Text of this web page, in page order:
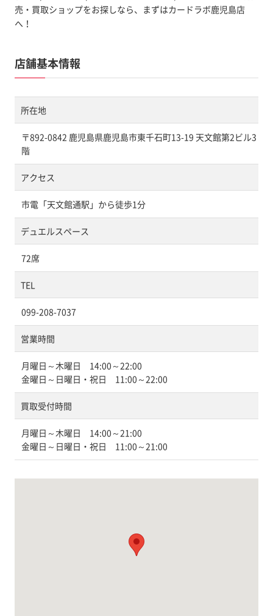
売・買取ショップをお探しなら、まずはカードラボ鹿児島店
へ！
店舗基本情報
所在地
〒892-0842 鹿児島県鹿児島市東千石町13-19 天文館第2ビル3
階
アクセス
市電「天文館通駅」から徒歩1分
デュエルスペース
72席
TEL
099-208-7037
営業時間
月曜日～木曜日 14:00～22:00
金曜日～日曜日・祝日 11:00～22:00
買取受付時間
月曜日～木曜日 14:00～21:00
金曜日～日曜日・祝日 11:00～21:00